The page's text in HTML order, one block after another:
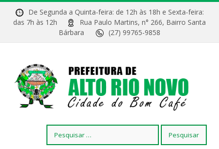
De Segunda a Quinta-feira: de 12h às 18h e Sexta-feira:
das 7h às 12h
Rua Paulo Martins, n° 266, Bairro Santa
Bárbara
(27) 99765-9858
por: